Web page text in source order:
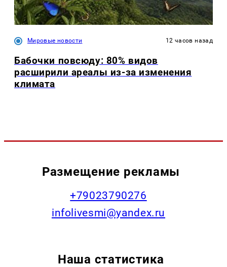
Мировые новости 12 часов назад
Бабочки повсюду: 80% видов
расширили ареалы из-за изменения
климата
Размещение рекламы
+79023790276
infolivesmi@yandex.ru
Наша статистика